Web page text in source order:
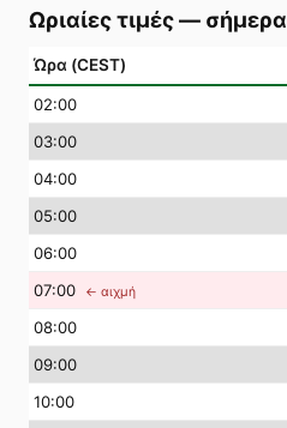
Ωριαίες τιμές — σήμερα
Ώρα (CEST)
02:00
03:00
04:00
05:00
06:00
07:00 ← αιχμή
08:00
09:00
10:00